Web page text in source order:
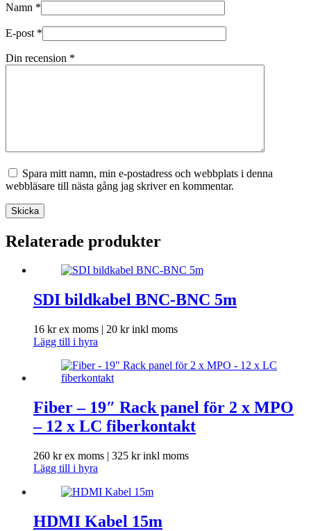
Namn *
E-post *
Din recension *
Spara mitt namn, min e-postadress och webbplats i denna
webbläsare till nästa gång jag skriver en kommentar.
Skicka
Relaterade produkter
SDI bildkabel BNC-BNC 5m
16 krex moms | 20 krinkl moms
Lägg till i hyra
Fiber – 19″ Rack panel för 2 x MPO
– 12 x LC fiberkontakt
260 krex moms | 325 krinkl moms
Lägg till i hyra
HDMI Kabel 15m